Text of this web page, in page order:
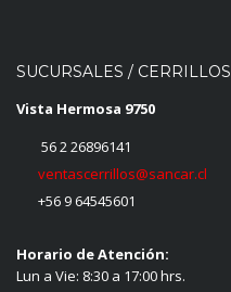
SUCURSALES / CERRILLOS
Vista Hermosa 9750
56 2 26896141
ventascerrillos@sancar.cl
+56 9 64545601
Horario de Atención:
Lun a Vie: 8:30 a 17:00 hrs.